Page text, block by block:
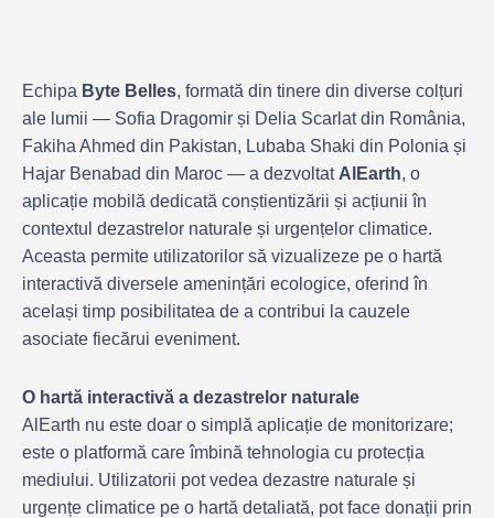
Echipa Byte Belles, formată din tinere din diverse colțuri
ale lumii — Sofia Dragomir și Delia Scarlat din România,
Fakiha Ahmed din Pakistan, Lubaba Shaki din Polonia și
Hajar Benabad din Maroc — a dezvoltat AlEarth, o
aplicație mobilă dedicată conștientizării și acțiunii în
contextul dezastrelor naturale și urgențelor climatice.
Aceasta permite utilizatorilor să vizualizeze pe o hartă
interactivă diversele amenințări ecologice, oferind în
același timp posibilitatea de a contribui la cauzele
asociate fiecărui eveniment.
O hartă interactivă a dezastrelor naturale
AlEarth nu este doar o simplă aplicație de monitorizare;
este o platformă care îmbină tehnologia cu protecția
mediului. Utilizatorii pot vedea dezastre naturale și
urgențe climatice pe o hartă detaliată, pot face donații prin